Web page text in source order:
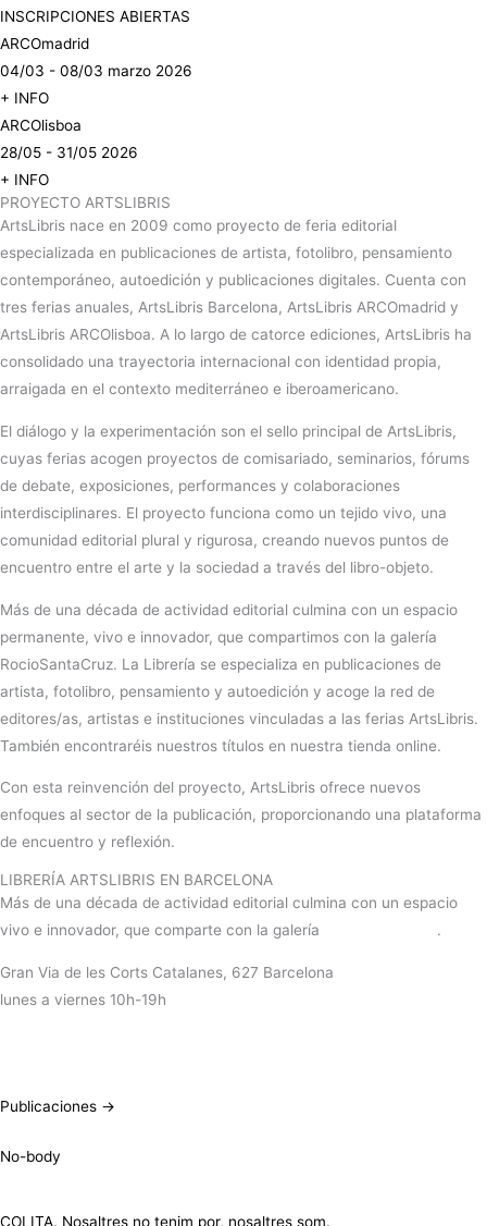
INSCRIPCIONES ABIERTAS
ARCOmadrid
04/03 - 08/03 marzo 2026
+ INFO
ARCOlisboa
28/05 - 31/05 2026
+ INFO
PROYECTO ARTSLIBRIS
ArtsLibris nace en 2009 como proyecto de feria editorial
especializada en publicaciones de artista, fotolibro, pensamiento
contemporáneo, autoedición y publicaciones digitales. Cuenta con
tres ferias anuales, ArtsLibris Barcelona, ArtsLibris ARCOmadrid y
ArtsLibris ARCOlisboa. A lo largo de catorce ediciones, ArtsLibris ha
consolidado una trayectoria internacional con identidad propia,
arraigada en el contexto mediterráneo e iberoamericano.
El diálogo y la experimentación son el sello principal de ArtsLibris,
cuyas ferias acogen proyectos de comisariado, seminarios, fórums
de debate, exposiciones, performances y colaboraciones
interdisciplinares. El proyecto funciona como un tejido vivo, una
comunidad editorial plural y rigurosa, creando nuevos puntos de
encuentro entre el arte y la sociedad a través del libro-objeto.
Más de una década de actividad editorial culmina con un espacio
permanente, vivo e innovador, que compartimos con la galería
RocioSantaCruz. La Librería se especializa en publicaciones de
artista, fotolibro, pensamiento y autoedición y acoge la red de
editores/as, artistas e instituciones vinculadas a las ferias ArtsLibris.
También encontraréis nuestros títulos en nuestra tienda online.
Con esta reinvención del proyecto, ArtsLibris ofrece nuevos
enfoques al sector de la publicación, proporcionando una plataforma
de encuentro y reflexión.
LIBRERÍA ARTSLIBRIS EN BARCELONA
Más de una década de actividad editorial culmina con un espacio
vivo e innovador, que comparte con la galería
.
Gran Via de les Corts Catalanes, 627 Barcelona
lunes a viernes 10h-19h
Publicaciones →
No-body
COLITA. Nosaltres no tenim por, nosaltres som.